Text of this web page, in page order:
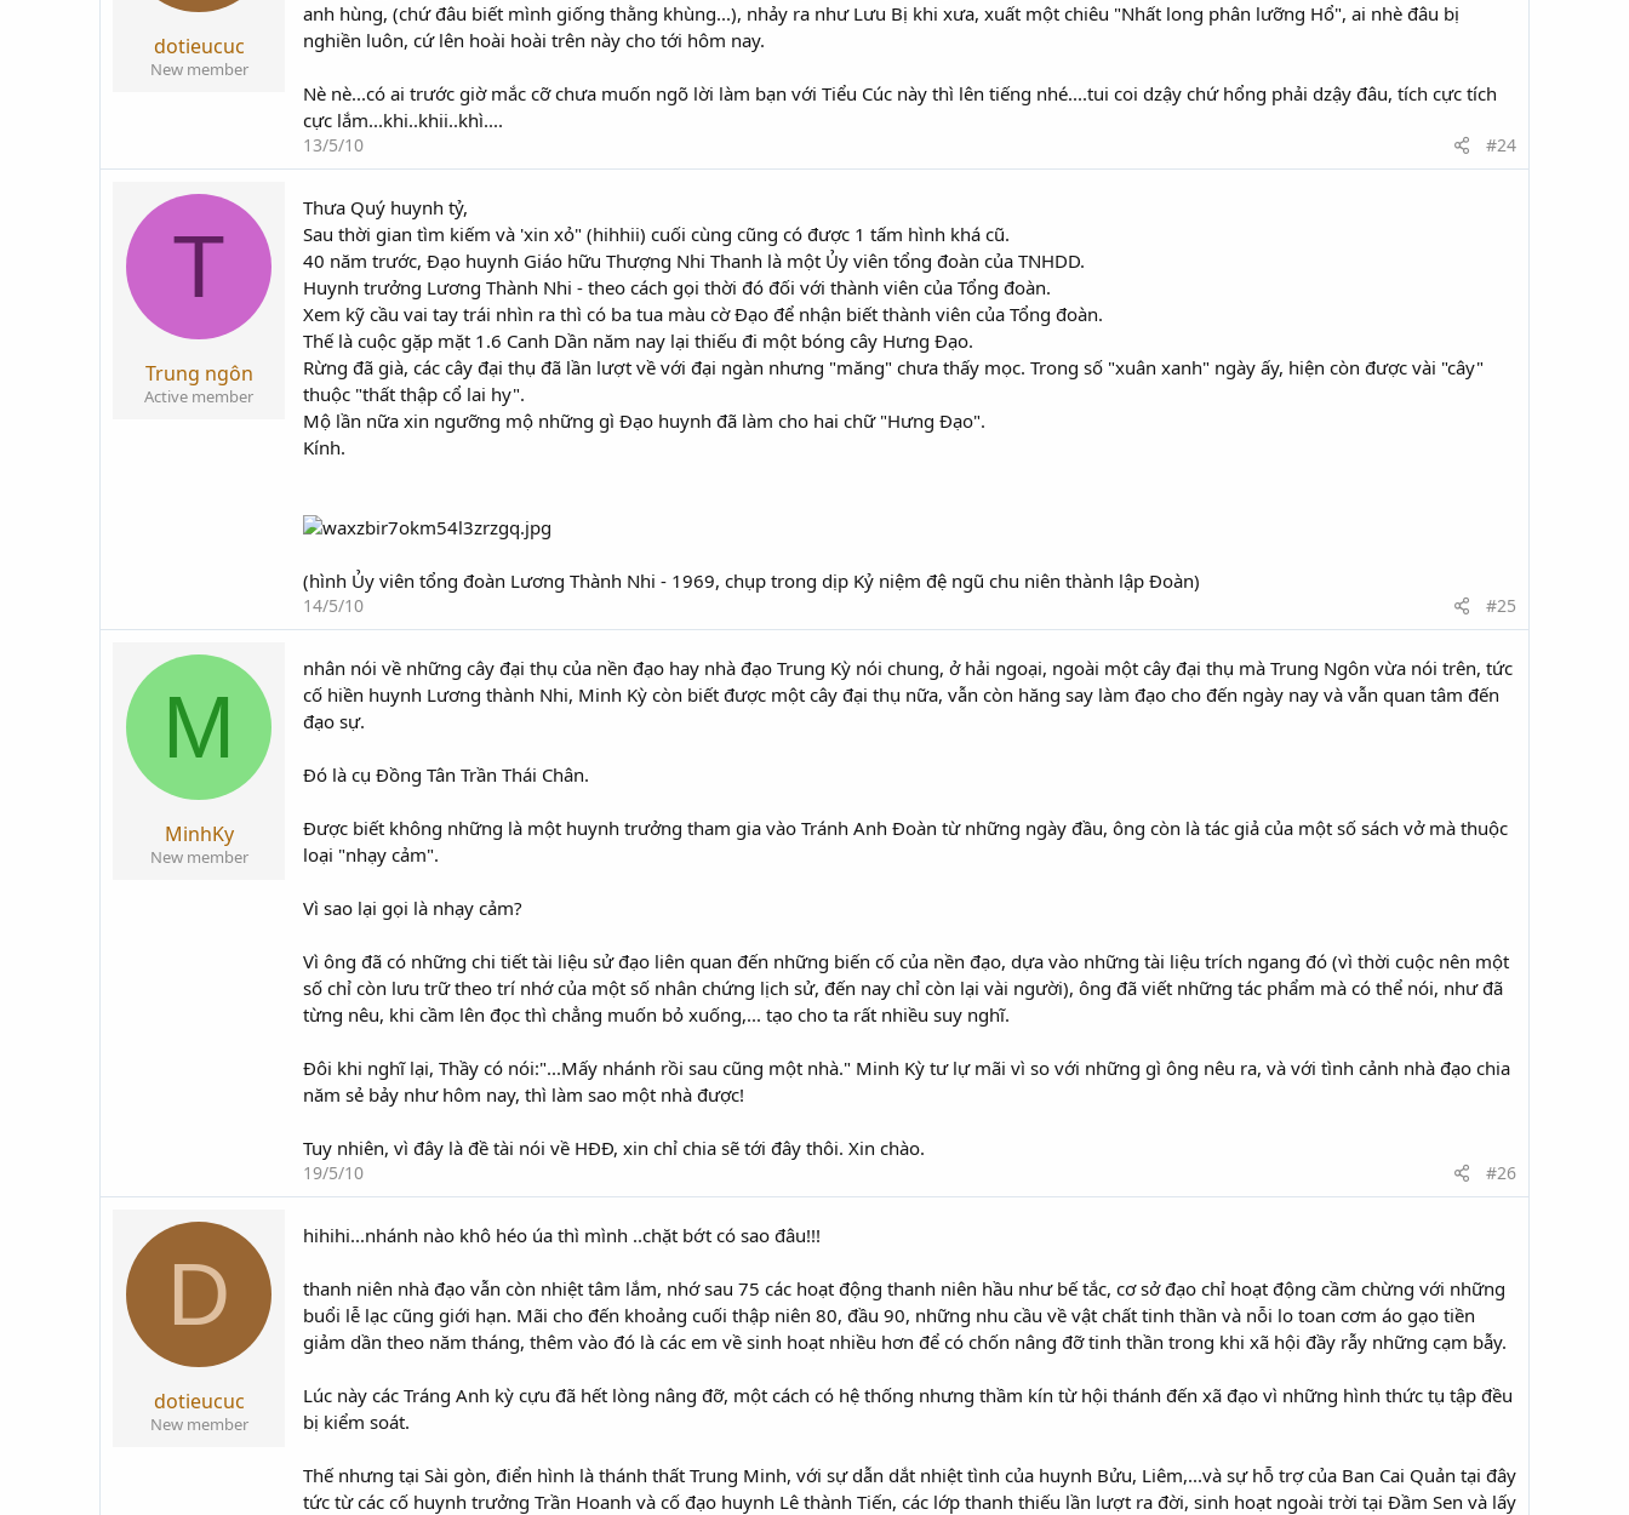
dotieucuc
New member
anh hùng, (chứ đâu biết mình giống thằng khùng...), nhảy ra như Lưu Bị khi xưa, xuất một chiêu "Nhất long phân lưỡng Hổ", ai nhè đâu bị
nghiền luôn, cứ lên hoài hoài trên này cho tới hôm nay.
Nè nè...có ai trước giờ mắc cỡ chưa muốn ngõ lời làm bạn với Tiểu Cúc này thì lên tiếng nhé....tui coi dzậy chứ hổng phải dzậy đâu, tích cực tích
cực lắm...khi..khii..khì....
13/5/10 #24
T
Trung ngôn
Active member
Thưa Quý huynh tỷ,
Sau thời gian tìm kiếm và 'xin xỏ" (hihhii) cuối cùng cũng có được 1 tấm hình khá cũ.
40 năm trước, Đạo huynh Giáo hữu Thượng Nhi Thanh là một Ủy viên tổng đoàn của TNHDD.
Huynh trưởng Lương Thành Nhi - theo cách gọi thời đó đối với thành viên của Tổng đoàn.
Xem kỹ cầu vai tay trái nhìn ra thì có ba tua màu cờ Đạo để nhận biết thành viên của Tổng đoàn.
Thế là cuộc gặp mặt 1.6 Canh Dần năm nay lại thiếu đi một bóng cây Hưng Đạo.
Rừng đã già, các cây đại thụ đã lần lượt về với đại ngàn nhưng "măng" chưa thấy mọc. Trong số "xuân xanh" ngày ấy, hiện còn được vài "cây"
thuộc "thất thập cổ lai hy".
Mộ lần nữa xin ngưỡng mộ những gì Đạo huynh đã làm cho hai chữ "Hưng Đạo".
Kính.
(hình Ủy viên tổng đoàn Lương Thành Nhi - 1969, chụp trong dịp Kỷ niệm đệ ngũ chu niên thành lập Đoàn)
14/5/10 #25
M
MinhKy
New member
nhân nói về những cây đại thụ của nền đạo hay nhà đạo Trung Kỳ nói chung, ở hải ngoại, ngoài một cây đại thụ mà Trung Ngôn vừa nói trên, tức
cố hiền huynh Lương thành Nhi, Minh Kỳ còn biết được một cây đại thụ nữa, vẫn còn hăng say làm đạo cho đến ngày nay và vẫn quan tâm đến
đạo sự.
Đó là cụ Đồng Tân Trần Thái Chân.
Được biết không những là một huynh trưởng tham gia vào Tránh Anh Đoàn từ những ngày đầu, ông còn là tác giả của một số sách vở mà thuộc
loại "nhạy cảm".
Vì sao lại gọi là nhạy cảm?
Vì ông đã có những chi tiết tài liệu sử đạo liên quan đến những biến cố của nền đạo, dựa vào những tài liệu trích ngang đó (vì thời cuộc nên một
số chỉ còn lưu trữ theo trí nhớ của một số nhân chứng lịch sử, đến nay chỉ còn lại vài người), ông đã viết những tác phẩm mà có thể nói, như đã
từng nêu, khi cầm lên đọc thì chẳng muốn bỏ xuống,... tạo cho ta rất nhiều suy nghĩ.
Đôi khi nghĩ lại, Thầy có nói:"...Mấy nhánh rồi sau cũng một nhà." Minh Kỳ tư lự mãi vì so với những gì ông nêu ra, và với tình cảnh nhà đạo chia
năm sẻ bảy như hôm nay, thì làm sao một nhà được!
Tuy nhiên, vì đây là đề tài nói về HĐĐ, xin chỉ chia sẽ tới đây thôi. Xin chào.
19/5/10 #26
D
dotieucuc
New member
hihihi...nhánh nào khô héo úa thì mình ..chặt bớt có sao đâu!!!
thanh niên nhà đạo vẫn còn nhiệt tâm lắm, nhớ sau 75 các hoạt động thanh niên hầu như bế tắc, cơ sở đạo chỉ hoạt động cầm chừng với những
buổi lễ lạc cũng giới hạn. Mãi cho đến khoảng cuối thập niên 80, đầu 90, những nhu cầu về vật chất tinh thần và nỗi lo toan cơm áo gạo tiền
giảm dần theo năm tháng, thêm vào đó là các em về sinh hoạt nhiều hơn để có chốn nâng đỡ tinh thần trong khi xã hội đầy rẫy những cạm bẫy.
Lúc này các Tráng Anh kỳ cựu đã hết lòng nâng đỡ, một cách có hệ thống nhưng thầm kín từ hội thánh đến xã đạo vì những hình thức tụ tập đều
bị kiểm soát.
Thế nhưng tại Sài gòn, điển hình là thánh thất Trung Minh, với sự dẫn dắt nhiệt tình của huynh Bửu, Liêm,...và sự hỗ trợ của Ban Cai Quản tại đây
tức từ các cố huynh trưởng Trần Hoanh và cố đạo huynh Lê thành Tiến, các lớp thanh thiếu lần lượt ra đời, sinh hoạt ngoài trời tại Đầm Sen và lấy